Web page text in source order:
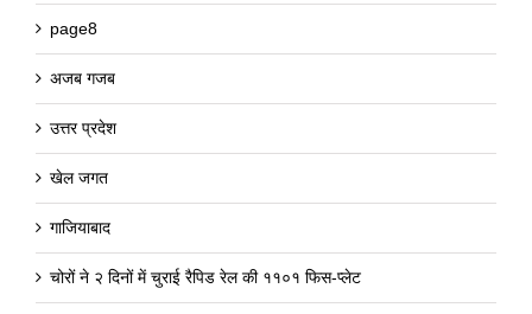
page8
अजब गजब
उत्तर प्रदेश
खेल जगत
गाजियाबाद
चोरों ने २ दिनों में चुराई रैपिड रेल की ११०१ फिस-प्लेट